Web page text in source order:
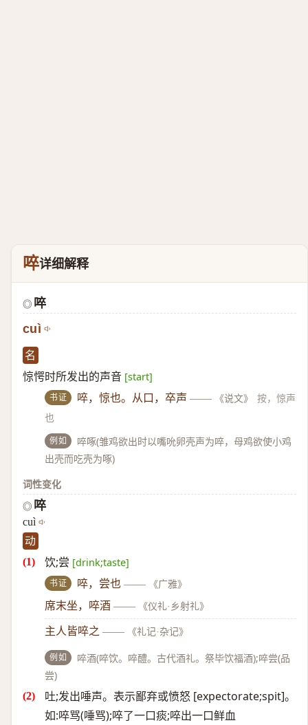
啐详细解释
◎ 啐
cuì
名
惊愕时所发出的声音 [start]
书证 啐，惊也。从口，卒声 —— 《说文》
按，惊声
也
例如
啐啄(雏鸡欲出时以嘴吮卵壳声为啐，母鸡欲使小鸡
出壳而吃壳为啄)
词性变化
◎ 啐
cuì
动
饮;尝 [drink;taste]
书证 啐，尝也 —— 《广雅》
席末坐，啐酒 —— 《仪礼·乡射礼》
主人皆啐之 —— 《礼记·杂记》
例如
啐酒(啐饮。啐醴。古代酒礼。祭毕饮福酒);啐尝(品
尝)
吐;发出唾声。表示鄙弃或愤怒 [expectorate;spit]。
如:啐骂(唾骂);啐了一口痰;啐出一口鲜血